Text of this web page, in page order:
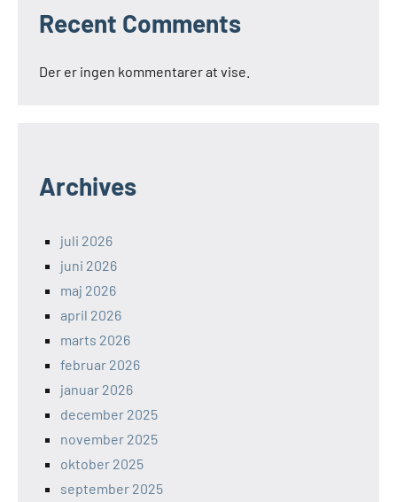
Recent Comments
Der er ingen kommentarer at vise.
Archives
juli 2026
juni 2026
maj 2026
april 2026
marts 2026
februar 2026
januar 2026
december 2025
november 2025
oktober 2025
september 2025